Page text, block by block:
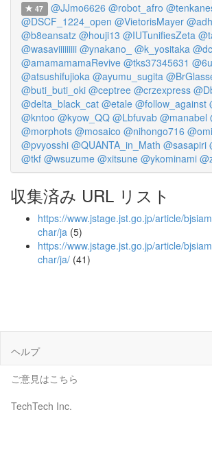
47 @JJmo6626 @robot_afro
@DSCF_1224_open @VietorisMayer
@b8eansatz @houji13 @IUTunifiesZeta
@wasaviiiiiiiii @ynakano_ @k_yositaka
@amamamamaRevive @tks37345631
@atsushifujioka @ayumu_sugita
@buti_buti_oki @ceptree @crzexpress
@delta_black_cat @etale @follow_against
@kntoo @kyow_QQ @Lbfuvab @manabel
@morphots @mosaico @nihongo716
@pvyosshi @QUANTA_in_Math @sasapiri
@tkf @wsuzume @xitsune @ykominami
収集済み URL リスト
https://www.jstage.jst.go.jp/article/
char/ja (5)
https://www.jstage.jst.go.jp/article/
char/ja/ (41)
ヘルプ
ご意見はこちら
TechTech Inc.